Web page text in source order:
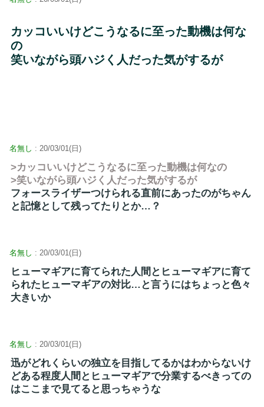
カッコいいけどこうなるに至った動機は何な
の
笑いながら頭ハジく人だった気がするが
名無し : 20/03/01(日)
>カッコいいけどこうなるに至った動機は何なの
>笑いながら頭ハジく人だった気がするが
フォースライザーつけられる直前にあったのがちゃん
と記憶として残ってたりとか…？
名無し : 20/03/01(日)
ヒューマギアに育てられた人間とヒューマギアに育て
られたヒューマギアの対比…と言うにはちょっと色々
大きいか
名無し : 20/03/01(日)
迅がどれくらいの独立を目指してるかはわからないけ
どある程度人間とヒューマギアで分業するべきっての
はここまで見てると思っちゃうな